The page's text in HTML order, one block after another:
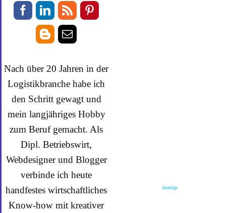
Nach über 20 Jahren in der
Logistikbranche habe ich
den Schritt gewagt und
mein langjähriges Hobby
zum Beruf gemacht. Als
Dipl. Betriebswirt,
Webdesigner und Blogger
verbinde ich heute
handfestes wirtschaftliches
Know-how mit kreativer
Anzeige